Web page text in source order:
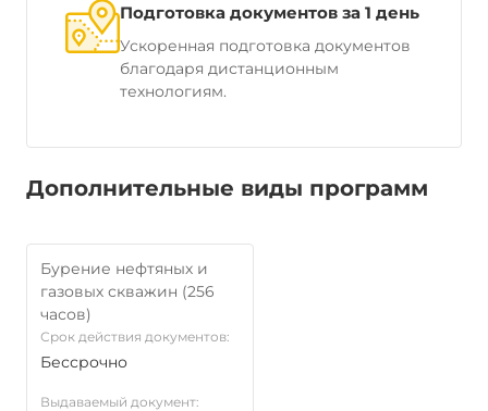
Подготовка документов за 1 день
Ускоренная подготовка документов
благодаря дистанционным
технологиям.
Дополнительные виды программ
Бурение нефтяных и
газовых скважин (256
часов)
Срок действия документов:
Бессрочно
Выдаваемый документ: